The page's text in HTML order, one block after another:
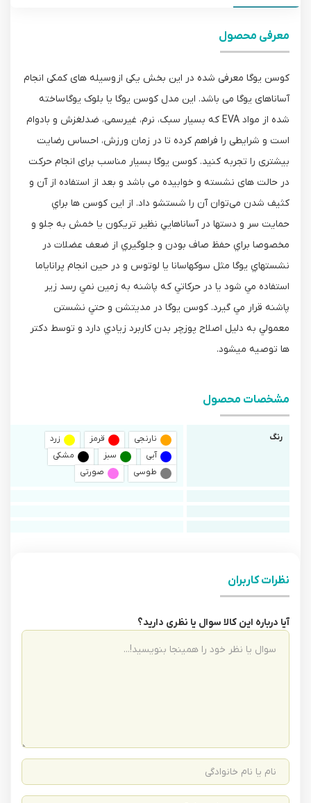
معرفی محصول
کوسن یوگا معرفی شده در این بخش یکی از وسیله های کمکی انجام
آساناهای یوگا می باشد. این مدل کوسن یوگا یا بلوک یوگا ساخته
شده از مواد EVA که بسیار سبک، نرم، غیرسمی، ضدلغزش و بادوام
است و شرایطی را فراهم کرده تا در زمان ورزش، احساس رضایت
بیشتری را تجربه کنید. کوسن یوگا بسیار مناسب برای انجام حرکت
در حالت های نشسته و خوابیده می باشد و بعد از استفاده از آن و
کثیف شدن می‌توان آن را شستشو داد. از اين کوسن ها براي
حمايت سر و دستها در آساناهايي نظير تريکون يا خمش به جلو و
مخصوصا براي حفظ صاف بودن و جلوگيري از ضعف عضلات در
نشستهاي يوگا مثل سوکهاسانا يا لوتوس و در حين انجام پراناياما
استفاده مي شود يا در حرکاتي که پاشنه به زمين نمي رسد زير
پاشنه قرار مي گيرد. کوسن يوگا در مديتشن و حتي نشستن
معمولي به دليل اصلاح پوزچر بدن کاربرد زيادي دارد و توسط دکتر
ها توصيه ميشود.
مشخصات محصول
رنگ نارنجی قرمز
زرد
آبی
سبز
مشکی
طوسی
صورتی
نظرات کاربران
آیا درباره این کالا سوال یا نظری دارید؟